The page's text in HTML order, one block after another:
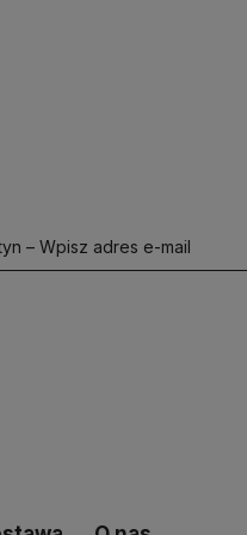
– Wpisz adres e-mail